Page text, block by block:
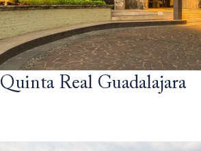
Quinta Real Guadalajara